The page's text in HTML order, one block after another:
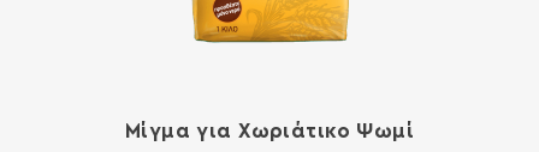
Μίγμα για Χωριάτικο Ψωμί